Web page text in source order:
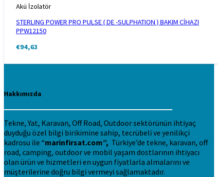
Akü İzolatör
STERLING POWER PRO PULSE ( DE -SULPHATION ) BAKIM CİHAZI
PPW12150
€94,63
Hakkımızda
Tekne, Yat, Karavan, Off Road, Outdoor sektörünün ihtiyaç
duyduğu özel bilgi birikimine sahip, tecrübeli ve yenilikçi
kadrosu ile “marinfirsat.com”, Türkiye’de tekne, karavan, off
road, camping, outdoor ve mobil yaşam dostlarının ihtiyacı
olan ürün ve hizmetleri en uygun fiyatlarla almalarını ve
müşterilerine doğru bilgi vermeyi sağlamaktadır.